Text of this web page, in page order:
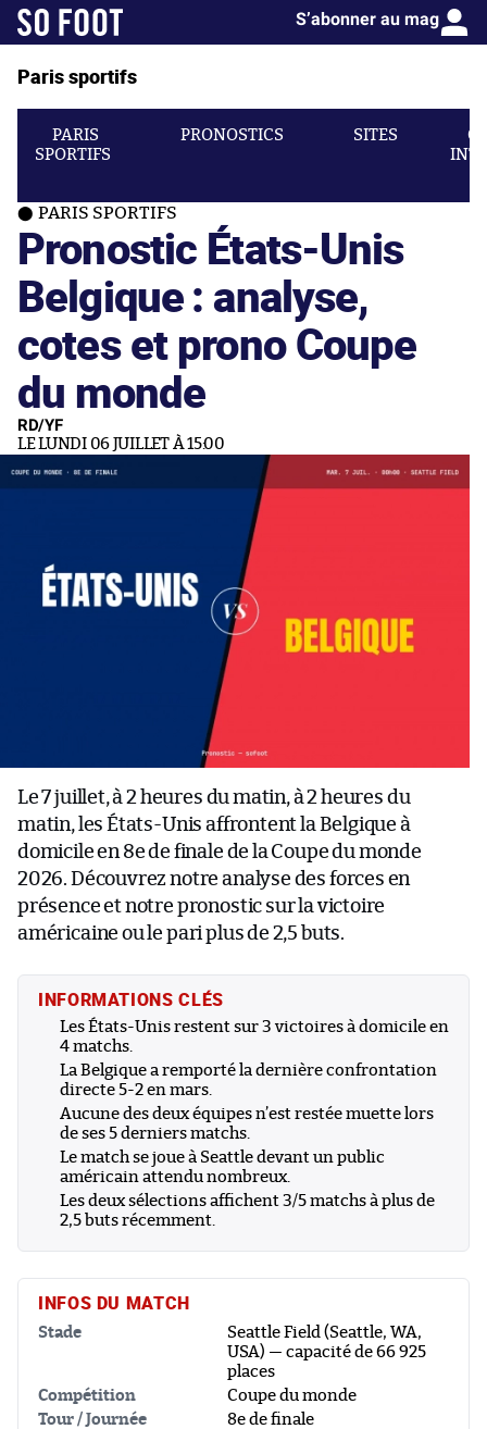
S’abonner au mag
Paris sportifs
PARIS
SPORTIFS
PRONOSTICS SITES
PARIS SPORTIFS
Pronostic États-Unis
Belgique : analyse,
cotes et prono Coupe
du monde
RD/YF
LE LUNDI 06 JUILLET À 15:00
Le 7 juillet, à 2 heures du matin, à 2 heures du
matin, les États-Unis affrontent la Belgique à
domicile en 8e de finale de la Coupe du monde
2026. Découvrez notre analyse des forces en
présence et notre pronostic sur la victoire
américaine ou le pari plus de 2,5 buts.
INFORMATIONS CLÉS
Les États-Unis restent sur 3 victoires à domicile en
4 matchs.
La Belgique a remporté la dernière confrontation
directe 5-2 en mars.
Aucune des deux équipes n’est restée muette lors
de ses 5 derniers matchs.
Le match se joue à Seattle devant un public
américain attendu nombreux.
Les deux sélections affichent 3/5 matchs à plus de
2,5 buts récemment.
INFOS DU MATCH
Stade
Seattle Field (Seattle, WA,
USA) — capacité de 66 925
places
Compétition
Coupe du monde
Tour / Journée
8e de finale